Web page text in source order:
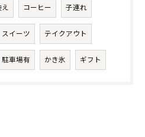
コーヒー 子連れ
スイーツ テイクアウト
駐車場有 かき氷 ギフト